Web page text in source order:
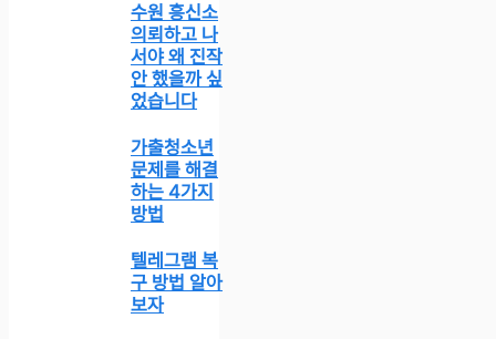
수원 흥신소
의뢰하고 나
서야 왜 진작
안 했을까 싶
었습니다
가출청소년
문제를 해결
하는 4가지
방법
텔레그램 복
구 방법 알아
보자